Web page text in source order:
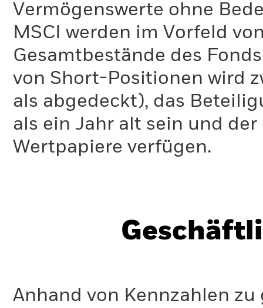
Vermögenswerte ohne
MSCI werden im Vorfeld
Gesamtbestände des
von Short-Positionen wird
als abgedeckt), das
als ein Jahr alt sein und
Wertpapiere verfügen.
Anhand von Kennzahlen